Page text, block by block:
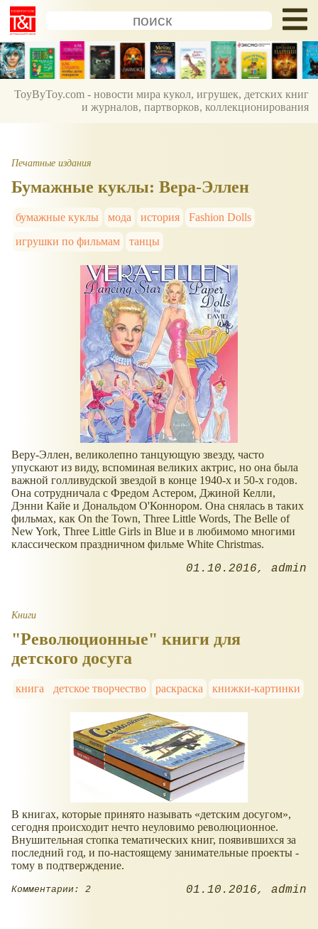
ToyByToy.com - новости мира кукол, игрушек, детских книг
и журналов, партворков, коллекционирования
Печатные издания
Бумажные куклы: Вера-Эллен
бумажные куклы мода история
Fashion Dolls
игрушки по фильмам
танцы
Веру-Эллен, великолепно танцующую звезду, часто
упускают из виду, вспоминая великих актрис, но она была
важной голливудской звездой в конце 1940-х и 50-х годов.
Она сотрудничала с Фредом Астером, Джиной Келли,
Дэнни Кайе и Дональдом О'Коннором. Она снялась в таких
фильмах, как On the Town, Three Little Words, The Belle of
New York, Three Little Girls in Blue и в любимомо многими
классическом праздничном фильме White Christmas.
01.10.2016 admin
Книги
"Революционные" книги для
детского досуга
книга детское творчество раскраска книжки-картинки
В книгах, которые принято называть «детским досугом»,
сегодня происходит нечто неуловимо революционное.
Внушительная стопка тематических книг, появившихся за
последний год, и по-настоящему занимательные проекты -
тому в подтверждение.
Комментарии: 2 01.10.2016 admin